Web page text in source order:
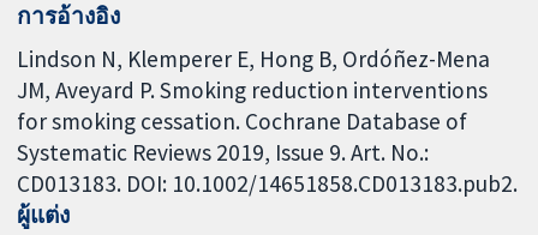
การอ้างอิง
Lindson N, Klemperer E, Hong B, Ordóñez-Mena
JM, Aveyard P. Smoking reduction interventions
for smoking cessation. Cochrane Database of
Systematic Reviews 2019, Issue 9. Art. No.:
CD013183. DOI: 10.1002/14651858.CD013183.pub2.
ผู้แต่ง